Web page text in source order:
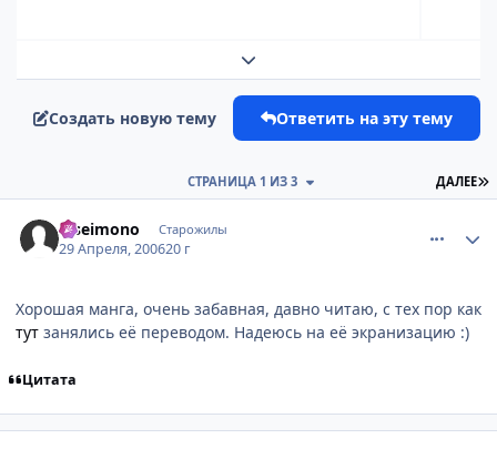
Развернуть обзор темы
Создать новую тему Ответить на эту тему
ДАЛЕЕ
СТРАНИЦА 1 ИЗ 3
niseimono Старожилы
29 Апреля, 200620 г
Хорошая манга, очень забавная, давно читаю, с тех пор как
тут занялись её переводом. Надеюсь на её экранизацию :)
Цитата